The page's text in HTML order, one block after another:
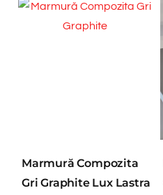
Marmură Compozita
Gri Graphite Lux Lastra